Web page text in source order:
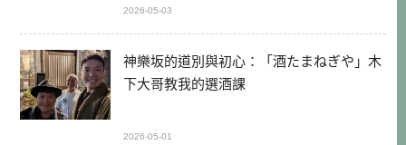
2026-05-03
神樂坂的道別與初心：「酒たまねぎや」木
下大哥教我的選酒課
2026-05-01